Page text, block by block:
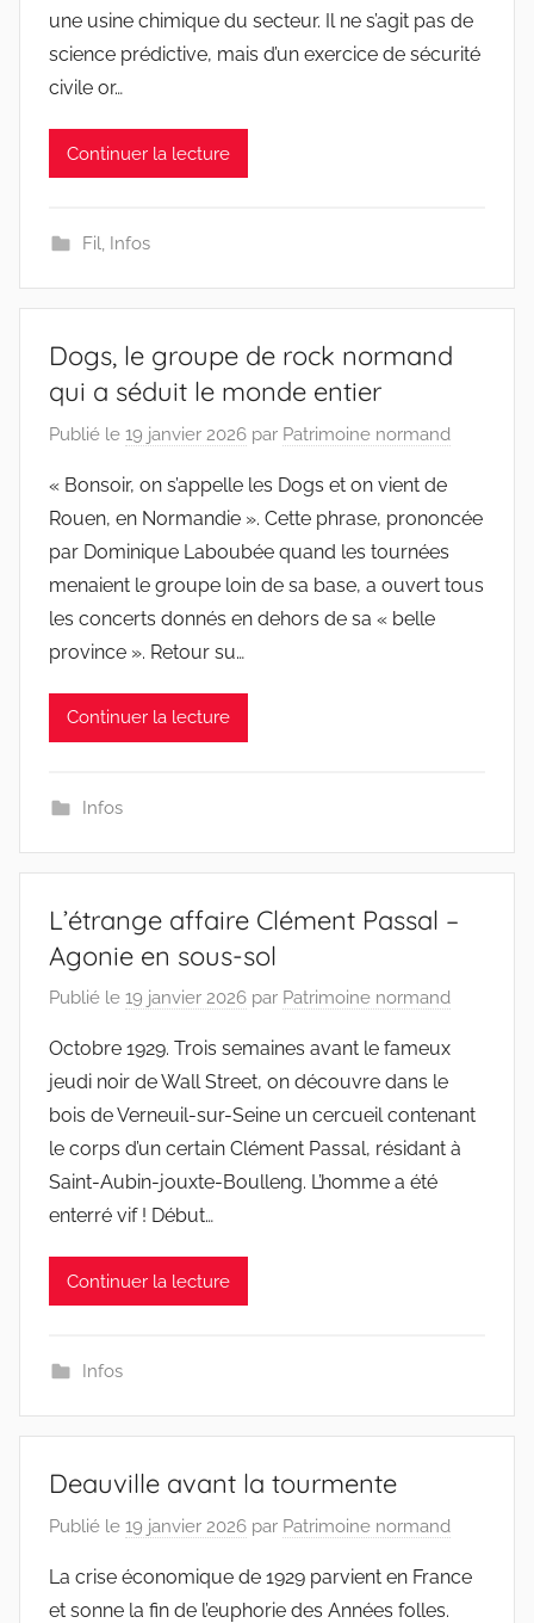
une usine chimique du secteur. Il ne s’agit pas de
science prédictive, mais d’un exercice de sécurité
civile or…
Continuer la lecture
Fil, Infos
Dogs, le groupe de rock normand
qui a séduit le monde entier
Publié le 19 janvier 2026 par Patrimoine normand
« Bonsoir, on s’appelle les Dogs et on vient de
Rouen, en Normandie ». Cette phrase, prononcée
par Dominique Laboubée quand les tournées
menaient le groupe loin de sa base, a ouvert tous
les concerts donnés en dehors de sa « belle
province ». Retour su…
Continuer la lecture
Infos
L’étrange affaire Clément Passal –
Agonie en sous-sol
Publié le 19 janvier 2026 par Patrimoine normand
Octobre 1929. Trois semaines avant le fameux
jeudi noir de Wall Street, on découvre dans le
bois de Verneuil-sur-Seine un cercueil contenant
le corps d’un certain Clément Passal, résidant à
Saint-Aubin-jouxte-Boulleng. L’homme a été
enterré vif ! Début…
Continuer la lecture
Infos
Deauville avant la tourmente
Publié le 19 janvier 2026 par Patrimoine normand
La crise économique de 1929 parvient en France
et sonne la fin de l’euphorie des Années folles.